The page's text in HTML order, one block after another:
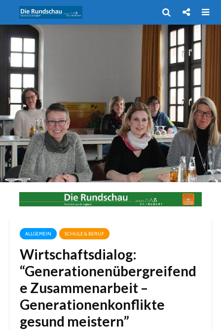
ALLGEMEIN SCHULE & BERUF
Wirtschaftsdialog:
“Generationenübergreifend
e Zusammenarbeit –
Generationenkonflikte
gesund meistern”